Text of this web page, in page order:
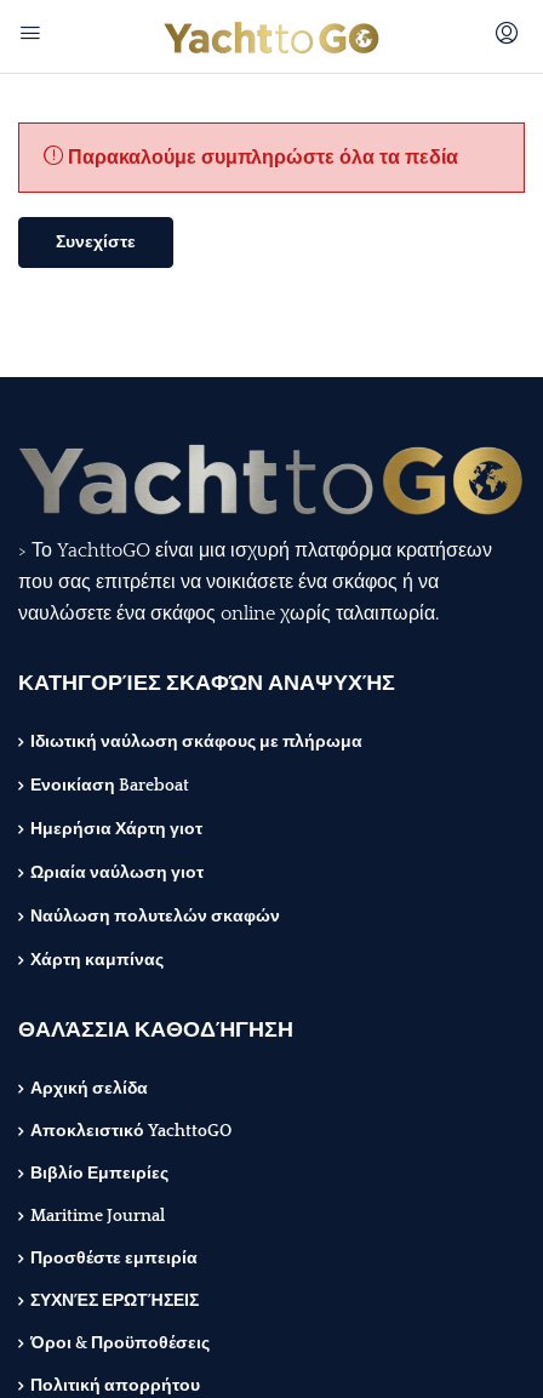
Παρακαλούμε συμπληρώστε όλα τα πεδία
Συνεχίστε
> Το YachttoGO είναι μια ισχυρή πλατφόρμα κρατήσεων
που σας επιτρέπει να νοικιάσετε ένα σκάφος ή να
ναυλώσετε ένα σκάφος online χωρίς ταλαιπωρία.
ΚΑΤΗΓΟΡΊΕΣ ΣΚΑΦΏΝ ΑΝΑΨΥΧΉΣ
Ιδιωτική ναύλωση σκάφους με πλήρωμα
Ενοικίαση Bareboat
Ημερήσια Χάρτη γιοτ
Ωριαία ναύλωση γιοτ
Ναύλωση πολυτελών σκαφών
Χάρτη καμπίνας
ΘΑΛΆΣΣΙΑ ΚΑΘΟΔΉΓΗΣΗ
Αρχική σελίδα
Αποκλειστικό YachttoGO
Βιβλίο Εμπειρίες
Maritime Journal
Προσθέστε εμπειρία
ΣΥΧΝΈΣ ΕΡΩΤΉΣΕΙΣ
Όροι & Προϋποθέσεις
Πολιτική απορρήτου